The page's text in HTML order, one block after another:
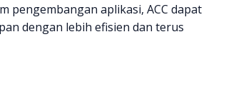
pengembangan aplikasi, ACC dapat
dengan lebih efisien dan terus